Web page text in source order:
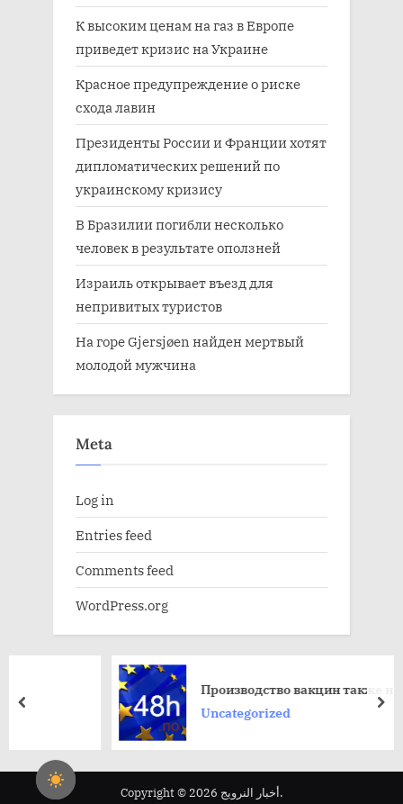
К высоким ценам на газ в Европе
приведет кризис на Украине
Красное предупреждение о риске
схода лавин
Президенты России и Франции хотят
дипломатических решений по
украинскому кризису
В Бразилии погибли несколько
человек в результате оползней
Израиль открывает въезд для
непривитых туристов
На горе Gjersjøen найден мертвый
молодой мужчина
Meta
Log in
Entries feed
Comments feed
WordPress.org
Производство вакцин также на Кубе
Uncategorized
пред
Copyright © 2026 أخبار النرويج.